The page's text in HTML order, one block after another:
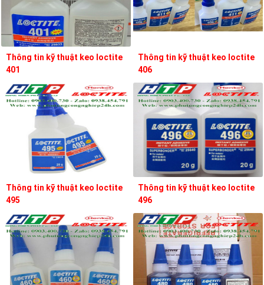
Thông tin kỹ thuật keo loctite
401
Thông tin kỹ thuật keo loctite
406
Thông tin kỹ thuật keo loctite
495
Thông tin kỹ thuật keo loctite
496